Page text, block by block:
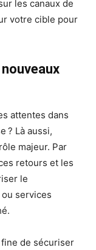
les canaux de
votre cible pour
attentes dans
? Là aussi,
majeur. Par
retours et les
le
services
de sécuriser